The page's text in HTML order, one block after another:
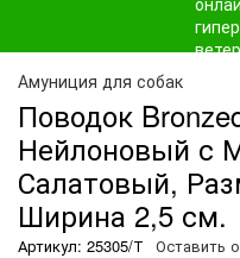
Амуниция для собак
Поводок
Нейлоновый с
Салатовый,
Ширина 2,5 см.
Артикул: 25305/Т Оставить